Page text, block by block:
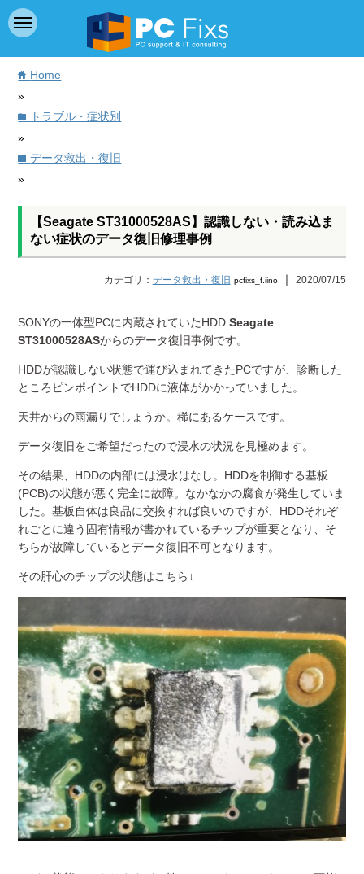
home Home
»
folder
トラブル・症状別
»
folderデータ救出・復旧
»
【Seagate ST31000528AS】認識しない・読み込ま
ない症状のデータ復旧修理事例
カテゴリ： データ救出・復旧 pcfixs_f.iino｜ 2020/07/15
SONYの一体型PCに内蔵されていたHDD Seagate
ST31000528ASからのデータ復旧事例です。
HDDが認識しない状態で運び込まれてきたPCですが、診断した
ところピンポイントでHDDに液体がかかっていました。
天井からの雨漏りでしょうか。稀にあるケースです。
データ復旧をご希望だったので浸水の状況を見極めます。
その結果、HDDの内部には浸水はなし。HDDを制御する基板
(PCB)の状態が悪く完全に故障。なかなかの腐食が発生していま
した。基板自体は良品に交換すれば良いのですが、HDDそれぞ
れごとに違う固有情報が書かれているチップが重要となり、そ
ちらが故障しているとデータ復旧不可となります。
その肝心のチップの状態はこちら↓